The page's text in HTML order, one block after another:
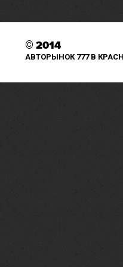
© 2014
АВТОРЫНОК 777 В